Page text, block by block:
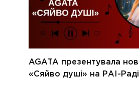
AGATA презентувала
«Сяйво душі» на РАІ-